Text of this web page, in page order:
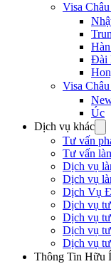
Visa
Đài
Visa
Úc
Dịch vụ khác
Tư vấn
Tư vấn
Dịch vụ
Dịch vụ
Dịch Vụ
Dịch vụ
Dịch vụ
Dịch vụ
Dịch vụ
Thông Tin Hữu